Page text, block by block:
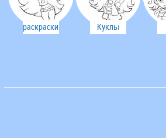
раскраски
Куклы